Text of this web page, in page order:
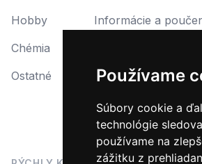
Používame
Súbory cookie a
technológie
používame na
zážitku z
Hobby
Chémia
Ostatné
Informácie a
Reklamačný
Formulár na
Odstúpiť od zmluvy